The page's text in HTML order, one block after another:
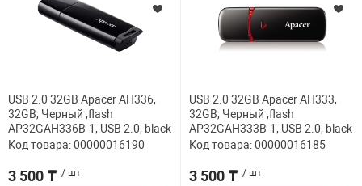
USB 2.0 32GB Apacer AH336,
32GB, Черный ,flash
AP32GAH336B-1, USB 2.0, black
Код товара: 00000016190
3 500 ₸ / шт.
USB 2.0 32GB Apacer AH333,
32GB, Черный ,flash
AP32GAH333B-1, USB 2.0, black
Код товара: 00000016185
3 500 ₸ / шт.